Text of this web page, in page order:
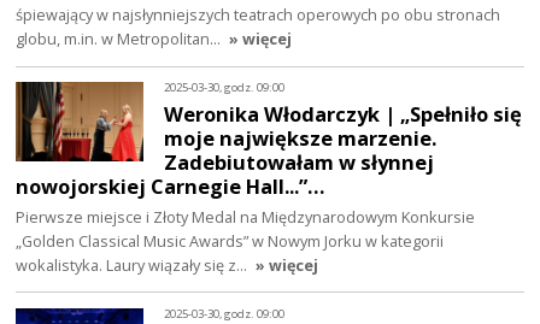
śpiewający w najsłynniejszych teatrach operowych po obu stronach
globu, m.in. w Metropolitan… » więcej
2025-03-30, godz. 09:00
Weronika Włodarczyk | „Spełniło się
moje największe marzenie.
Zadebiutowałam w słynnej
nowojorskiej Carnegie Hall...”…
Pierwsze miejsce i Złoty Medal na Międzynarodowym Konkursie
„Golden Classical Music Awards” w Nowym Jorku w kategorii
wokalistyka. Laury wiązały się z… » więcej
2025-03-30, godz. 09:00